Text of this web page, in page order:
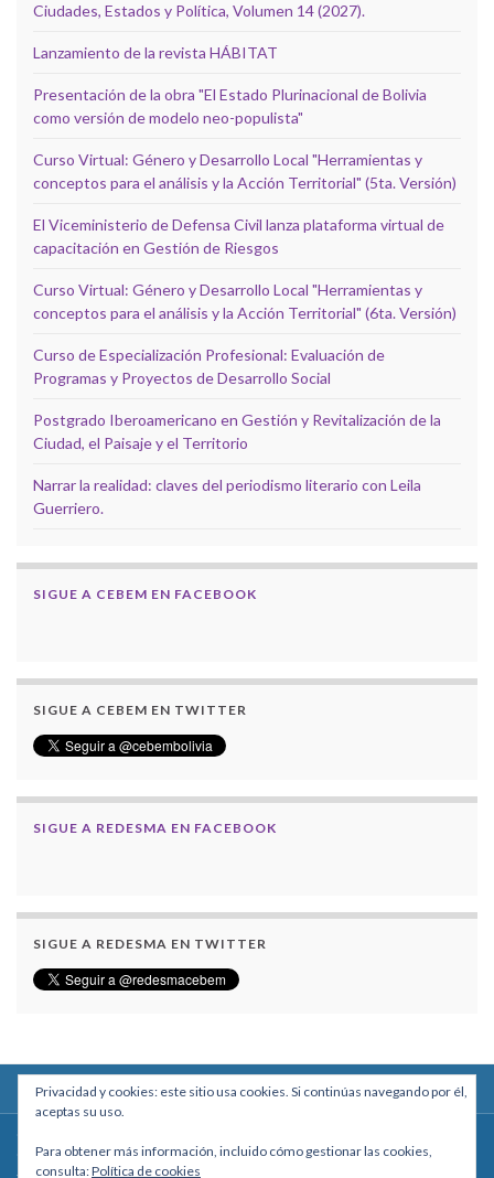
Ciudades, Estados y Política, Volumen 14 (2027).
Lanzamiento de la revista HÁBITAT
Presentación de la obra "El Estado Plurinacional de Bolivia
como versión de modelo neo-populista"
Curso Virtual: Género y Desarrollo Local "Herramientas y
conceptos para el análisis y la Acción Territorial" (5ta. Versión)
El Viceministerio de Defensa Civil lanza plataforma virtual de
capacitación en Gestión de Riesgos
Curso Virtual: Género y Desarrollo Local "Herramientas y
conceptos para el análisis y la Acción Territorial" (6ta. Versión)
Curso de Especialización Profesional: Evaluación de
Programas y Proyectos de Desarrollo Social
Postgrado Iberoamericano en Gestión y Revitalización de la
Ciudad, el Paisaje y el Territorio
Narrar la realidad: claves del periodismo literario con Leila
Guerriero.
SIGUE A CEBEM EN FACEBOOK
SIGUE A CEBEM EN TWITTER
SIGUE A REDESMA EN FACEBOOK
SIGUE A REDESMA EN TWITTER
Calle Macario Pinilla # 2588 esq. Av. Arce, Edificio Arcadia, Mezzanine, Of. 101
- La Paz, Bolivia
Privacidad y cookies: este sitio usa cookies. Si continúas navegando por él,
aceptas su uso.
Para obtener más información, incluido cómo gestionar las cookies,
consulta:Política de cookies